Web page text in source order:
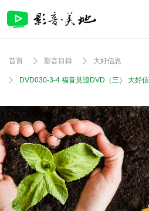
首頁 影音目錄 大好信息
DVD030-3-4 福音見證DVD（三） 大好